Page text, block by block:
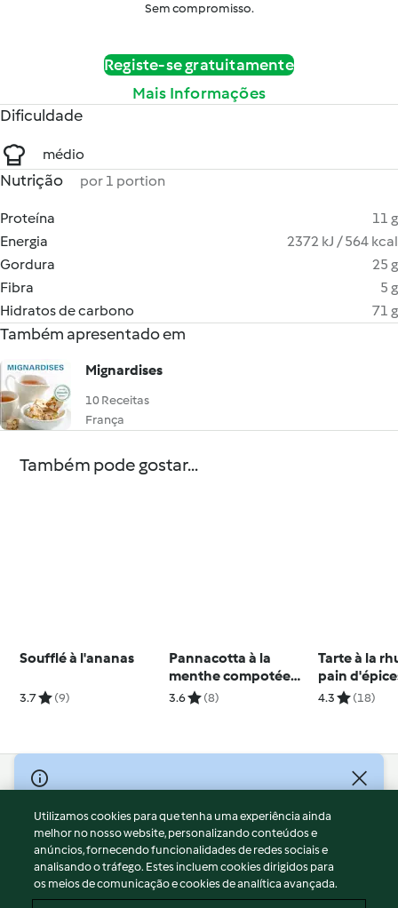
Sem compromisso.
Registe-se gratuitamente
Mais Informações
Dificuldade
médio
Nutrição por 1 portion
Proteína
11 g
Energia
2372 kJ / 564 kcal
Gordura
25 g
Fibra
5 g
Hidratos de carbono
71 g
Também apresentado em
Mignardises
10 Receitas
França
Também pode gostar...
Soufflé à l'ananas
3.7 (9)
Pannacotta à la
menthe compotée
d'abricots
3.6 (8)
Tarte à la
pain
4.3 (18)
© Copyright 2026
Termos de Utilização
Aviso sobre Proteção de Dados
Aviso
Apoio legal
Utilizamos cookies para que tenha uma experiência ainda
melhor no nosso website, personalizando conteúdos e
anúncios, fornecendo funcionalidades de redes sociais e
analisando o tráfego. Estes incluem cookies dirigidos para
os meios de comunicação e cookies de analítica avançada.